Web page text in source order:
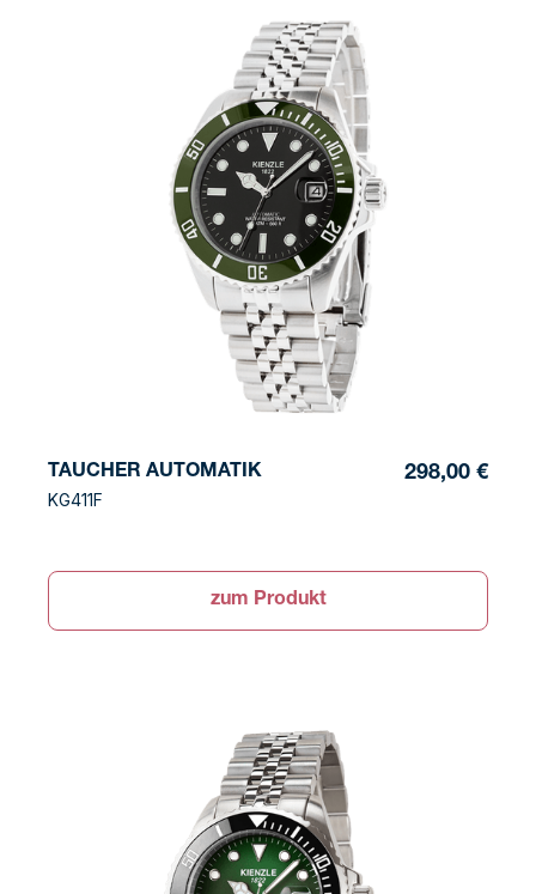
TAUCHER AUTOMATIK
KG411F
298,00 €
zum Produkt